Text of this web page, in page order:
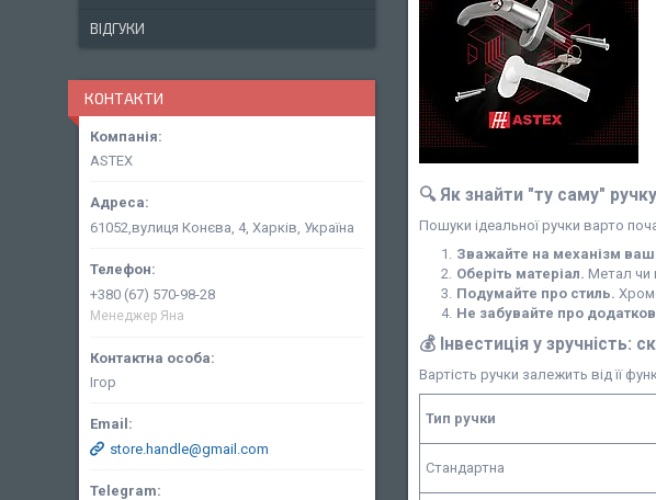
🔍 Як знайти "ту саму"
Пошуки ідеальної ручки варто
Зважайте на механізм
Оберіть матеріал. Метал чи
Подумайте про стиль.
Не забувайте про
💰 Інвестиція у зручність:
Вартість ручки залежить від її
Тип ручки
Стандартна
ВІДГУКИ
КОНТАКТИ
ASTEX
61052,вулиця Конєва, 4, Харків, Україна
+380 (67) 570-98-28
Менеджер Яна
Ігор
store.handle@gmail.com